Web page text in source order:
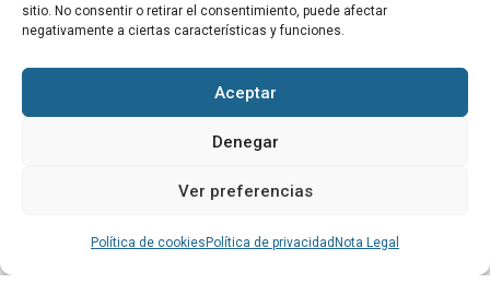
sitio. No consentir o retirar el consentimiento, puede afectar
negativamente a ciertas características y funciones.
Aceptar
Denegar
Ver preferencias
Política de cookies Política de privacidad Nota Legal
Altres